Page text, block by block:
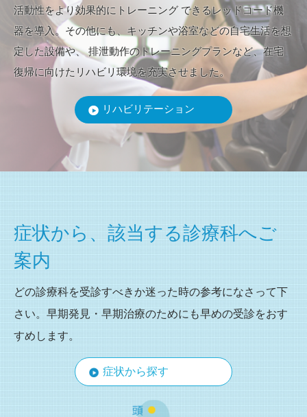
活動性をより効果的にトレーニング できるレッドコード機
器を導入。その他にも、キッチンや浴室などの自宅生活を想
定した設備や、排泄動作のトレーニングプランなど、在宅
復帰に向けたリハビリ環境を充実させました。
リハビリテーション
症状から、該当する診療科へご
案内
どの診療科を受診すべきか迷った時の参考になさって下
さい。早期発見・早期治療のためにも早めの受診をおす
すめします。
症状から探す